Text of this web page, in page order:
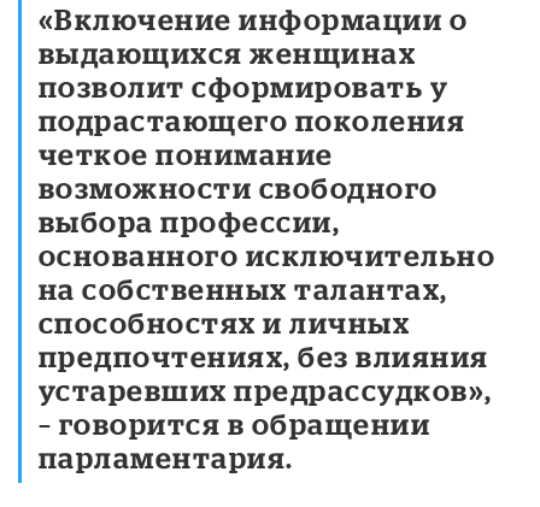
«Включение информации о
выдающихся женщинах
позволит сформировать у
подрастающего поколения
четкое понимание
возможности свободного
выбора профессии,
основанного исключительно
на собственных талантах,
способностях и личных
предпочтениях, без влияния
устаревших предрассудков»,
– говорится в обращении
парламентария.